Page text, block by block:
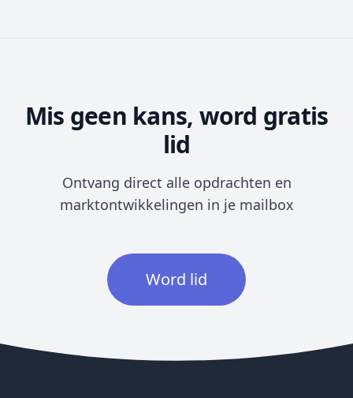
Mis geen kans, word gratis
lid
Ontvang direct alle opdrachten en
marktontwikkelingen in je mailbox
Word lid